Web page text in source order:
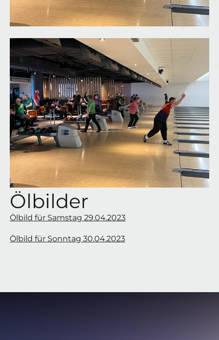
Ölbilder
Ölbild für Samstag 29.04.2023
Ölbild für Sonntag 30.04.2023